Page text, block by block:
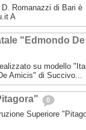
D. Romanazzi di Bari è
A
"Edmondo De
su modello
Amicis" di Succivo...
0
Superiore